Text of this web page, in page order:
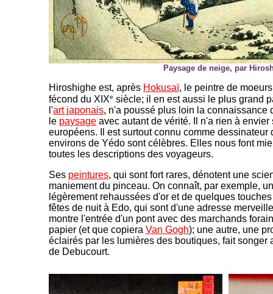
Paysage de neige, par
Hiroshighe est, après Hokusaï, le peintre de
fécond du XIXe siècle; il en est aussi le plus grand
l'art japonais, n'a poussé plus loin la connaissance
le paysage avec autant de vérité. Il n'a rien à
européens. Il est surtout connu comme dessinateur
environs de Yédo sont célèbres. Elles nous font
toutes les descriptions des voyageurs.
Ses peintures, qui sont fort rares, dénotent une
maniement du pinceau. On connaît, par exemple,
légèrement rehaussées d'or et de quelques
fêtes de nuit à Edo, qui sont d'une adresse
montre l'entrée d'un pont avec des marchands
papier (et que copiera Van Gogh); une autre, une
éclairés par les lumières des boutiques, fait songer
de Debucourt.
--